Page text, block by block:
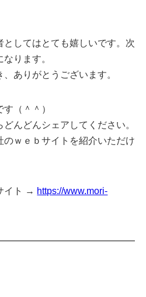
してはとても嬉しいです。次
ります。
ありがとうございます。
（＾＾）
んどんシェアしてください。
ｗｅｂサイトを紹介いただけ
イト → https://www.mori-